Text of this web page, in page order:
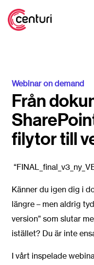
Webinar on demand
Från
filytor till
Känner du igen dig i
längre – men aldrig
version” som slutar
istället? Du är inte
I vårt inspelade